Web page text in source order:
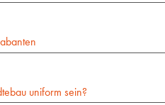
uniform sein?